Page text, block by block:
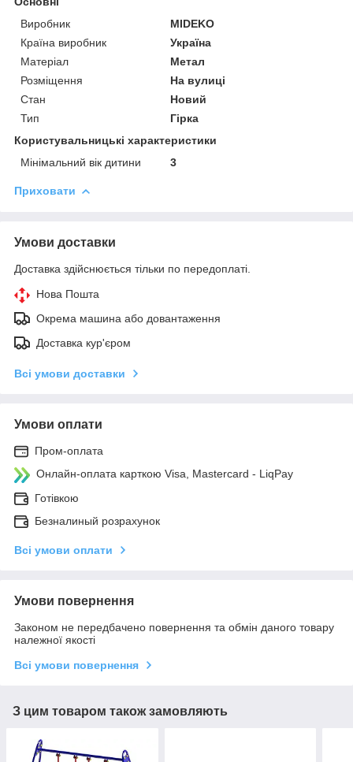
Виробник
MIDEKO
Країна виробник
Україна
Матеріал
Метал
Розміщення
На вулиці
Стан
Новий
Тип
Гірка
Користувальницькі характеристики
Мінімальний вік дитини
3
Приховати
Умови доставки
Доставка здійснюється тільки по передоплаті.
Нова Пошта
Окрема машина або довантаження
Доставка кур'єром
Всі умови доставки
Умови оплати
Пром-оплата
Онлайн-оплата карткою Visa, Mastercard - LiqPay
Готівкою
Безналиный розрахунок
Всі умови оплати
Умови повернення
Законом не передбачено повернення та обмін даного товару
належної якості
Всі умови повернення
З цим товаром також замовляють